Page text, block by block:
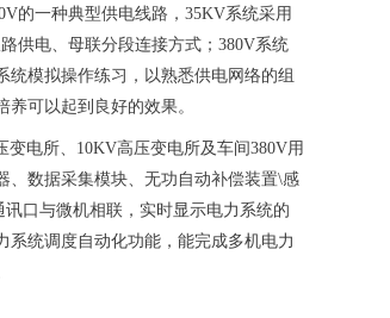
一种典型供电线路，35KV系统采用
供电、母联分段连接方式；380V系统
模拟操作练习，以熟悉供电网络的组
可以起到良好的效果。
电所、10KV高压变电所及车间380V用
、数据采集模块、无功自动补偿装置\感
口与微机相联，实时显示电力系统的
统调度自动化功能，能完成多机电力